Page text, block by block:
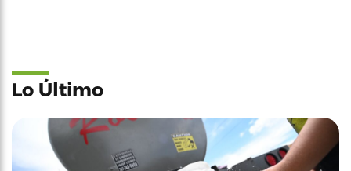
Lo Último